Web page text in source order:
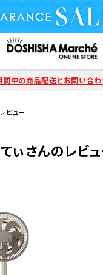
間中の商品配送とお問い合
ビュー
ぃさんのレビ